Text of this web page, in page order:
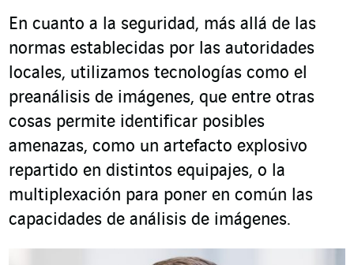
En cuanto a la seguridad, más allá de las
normas establecidas por las autoridades
locales, utilizamos tecnologías como el
preanálisis de imágenes, que entre otras
cosas permite identificar posibles
amenazas, como un artefacto explosivo
repartido en distintos equipajes, o la
multiplexación para poner en común las
capacidades de análisis de imágenes.